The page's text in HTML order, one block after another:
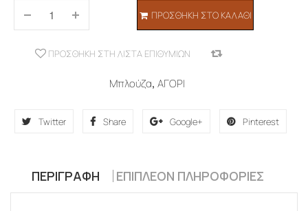
ΠΡΟΣΘΉΚΗ ΣΤΟ ΚΑΛΆΘΙ
ΠΡΟΣΘΉΚΗ ΣΤΗ ΛΊΣΤΑ ΕΠΙΘΥΜΙΏΝ
Μπλούζα, ΑΓΟΡΙ
Twitter Share Google+ Pinterest
ΠΕΡΙΓΡΑΦΉ ΕΠΙΠΛΈΟΝ ΠΛΗΡΟΦΟΡΊΕΣ